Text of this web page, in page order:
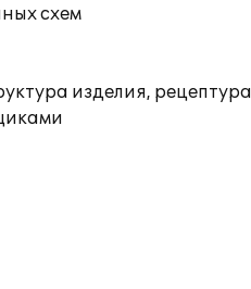
схем
изделия, рецептура